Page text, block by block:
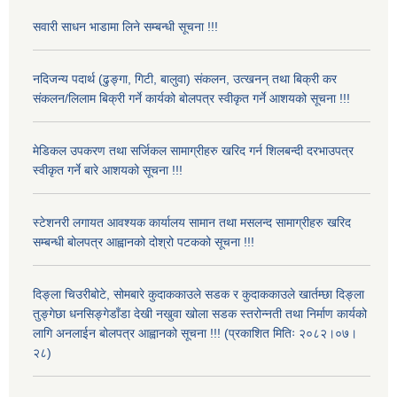
सवारी साधन भाडामा लिने सम्बन्धी सूचना !!!
नदिजन्य पदार्थ (ढुङ्गा, गिटी, बालुवा) संकलन, उत्खनन् तथा बिक्री कर
संकलन/लिलाम बिक्री गर्ने कार्यको बोलपत्र स्वीकृत गर्ने आशयको सूचना !!!
मेडिकल उपकरण तथा सर्जिकल सामाग्रीहरु खरिद गर्न शिलबन्दी दरभाउपत्र
स्वीकृत गर्ने बारे आशयको सूचना !!!
स्टेशनरी लगायत आवश्यक कार्यालय सामान तथा मसलन्द सामाग्रीहरु खरिद
सम्बन्धी बोलपत्र आह्वानको दोश्रो पटकको सूचना !!!
दिङ्ला चिउरीबोटे, सोमबारे कुदाककाउले सडक र कुदाककाउले खार्तम्छा दिङ्ला
तुङ्गेछा धनसिङ्गेडाँडा देखी नखुवा खोला सडक स्तरोन्नती तथा निर्माण कार्यको
लागि अनलाईन बोलपत्र आह्वानको सूचना !!! (प्रकाशित मितिः २०८२।०७।
२८)